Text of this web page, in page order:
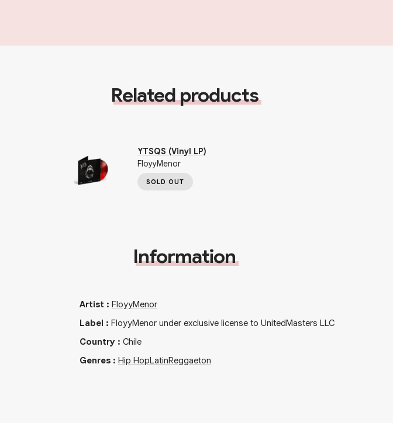
Related products
YTSQS (Vinyl LP)
FloyyMenor
SOLD OUT
Information
Artist : FloyyMenor
Label : FloyyMenor under exclusive license to UnitedMasters LLC
Country: Chile
Genres: Hip HopLatinReggaeton